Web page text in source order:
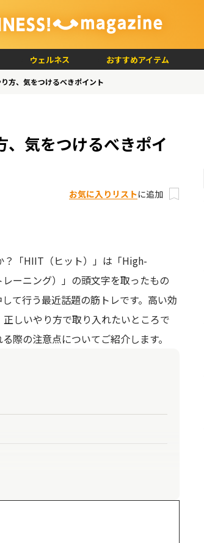
ウェルネス おすすめアイテム
方、気をつけるべきポイント
気をつけるべきポイ
お気に入りリストに追加
？「HIIT（ヒット）」は「High-
ーニング）」の頭文字を取ったもの
て行う最近話題の筋トレです。高い効
しいやり方で取り入れたいところで
際の注意点についてご紹介します。